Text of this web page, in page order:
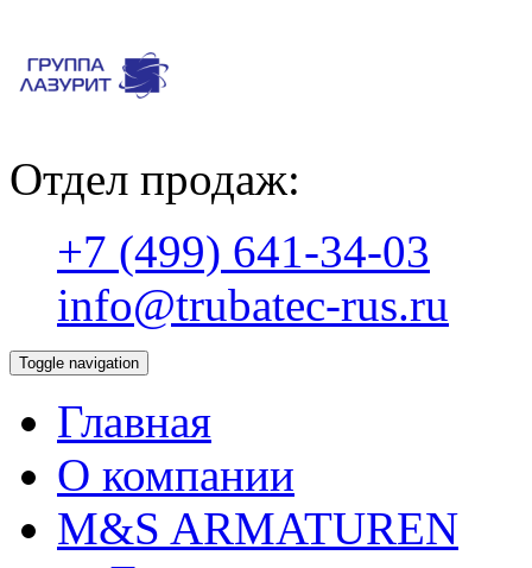
Отдел продаж:
+7 (499) 641-34-03
info@trubatec-rus.ru
Toggle navigation
Главная
О компании
М&S ARMATUREN